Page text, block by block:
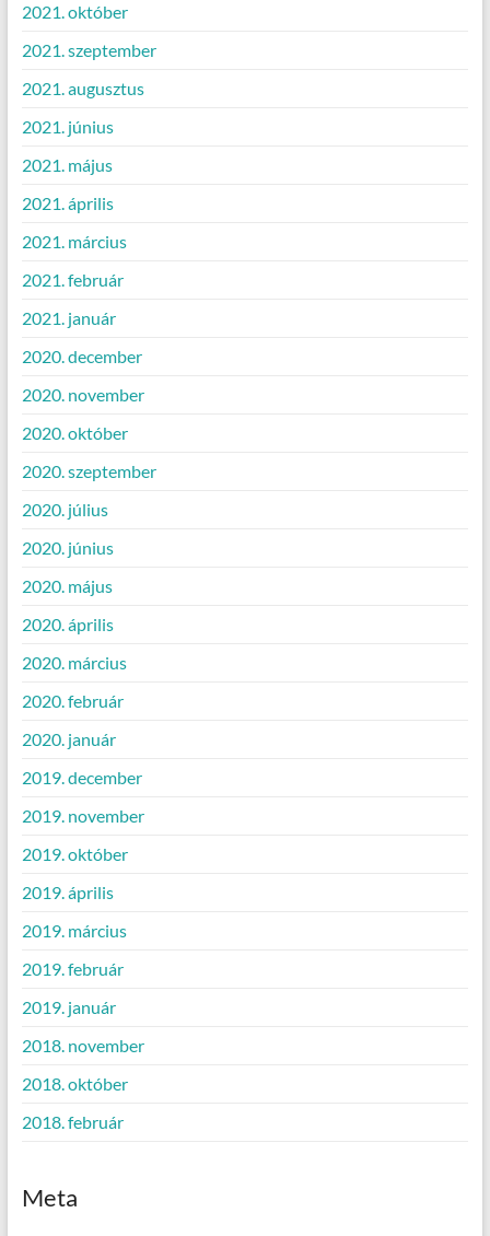
2021. október
2021. szeptember
2021. augusztus
2021. június
2021. május
2021. április
2021. március
2021. február
2021. január
2020. december
2020. november
2020. október
2020. szeptember
2020. július
2020. június
2020. május
2020. április
2020. március
2020. február
2020. január
2019. december
2019. november
2019. október
2019. április
2019. március
2019. február
2019. január
2018. november
2018. október
2018. február
Meta